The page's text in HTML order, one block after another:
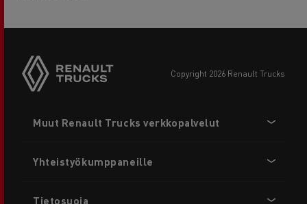
copyright 2026 Renault Trucks
menu
Muut Renault Trucks verkkopalvelut
Yhteistyökumppaneille
Tietosuoja